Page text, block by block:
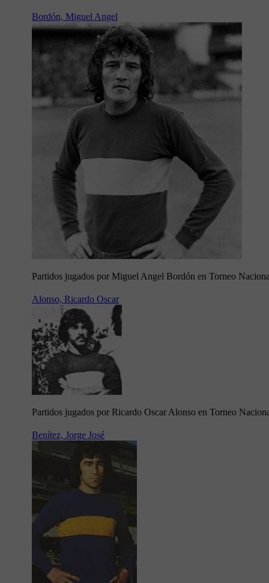
Bordón, Miguel Angel
Partidos jugados por Miguel Angel Bordón en Torneo
Alonso, Ricardo Oscar
Partidos jugados por Ricardo Oscar Alonso en Torneo
Benítez, Jorge José